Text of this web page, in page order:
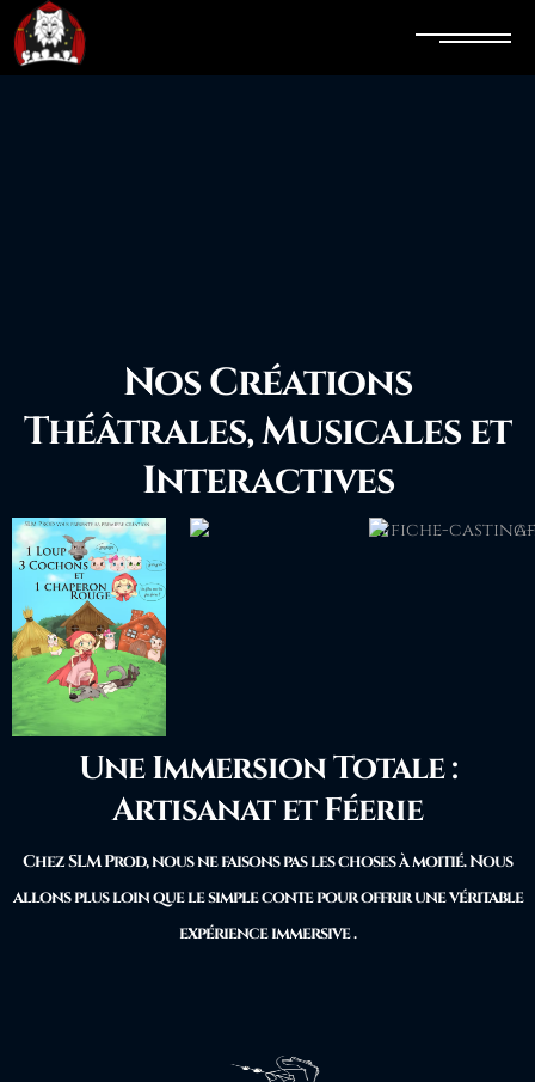
Nos Créations
Théâtrales, Musicales et
Interactives
Une Immersion Totale :
Artisanat et Féerie
Chez SLM Prod, nous ne faisons pas les choses à moitié. Nous
allons plus loin que le simple conte pour offrir une véritable
expérience immersive .